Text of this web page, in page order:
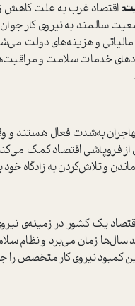
اقتصاد غرب به علت کاهش
سالمند به نیروی کار
و هزینه‌های دولت
خدمات سلامت و
به‌شدت فعال هستند و
از فروپاشی اقتصاد کمک
و تلاش‌کردن به زادگاه خود
یک کشور در زمینه‌ی
سال‌ها زمان می‌برد و نظام
کمبود نیروی کار متخصص را